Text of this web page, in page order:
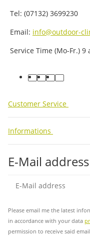
Tel: (07132) 3699230
Email: info@outdoor-
Service Time (Mo-Fr.) 9
facebook
youtube
instagram
tiktok
Customer Service
Informations
E-Mail address
Please email me the latest
in accordance with your data
permission to receive said